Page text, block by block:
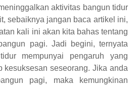
aktivitas bangun tidur
sebaiknya jangan baca artikel ini,
kali ini akan kita bahas tentang
pagi. Jadi begini, ternyata
mempunyai pengaruh yang
kesuksesan seseorang. Jika anda
pagi, maka kemungkinan